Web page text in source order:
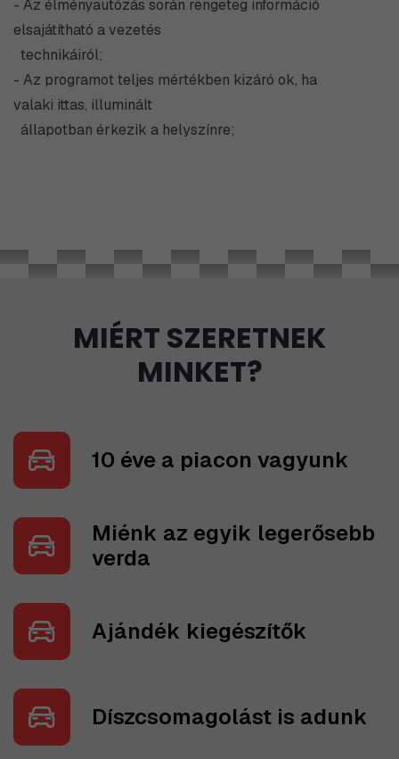
- Az élményautózás során rengeteg információ
elsajátítható a vezetés
technikáiról;
- Az programot teljes mértékben kizáró ok, ha
valaki ittas, illuminált
állapotban érkezik a helyszínre;
MIÉRT SZERETNEK
MINKET?
10 éve a piacon vagyunk
Miénk az egyik legerősebb
verda
Ajándék kiegészítők
Díszcsomagolást is adunk